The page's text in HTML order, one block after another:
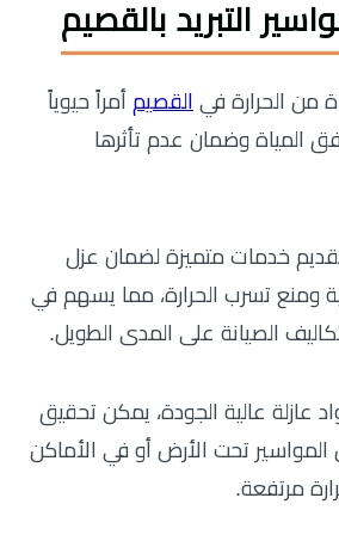
التبريد بالقصيم
من الحرارة في القصيم أمراً حيوياً
المياة وضمان عدم تأثرها
خدمات متميزة لضمان عزل
ومنع تسرب الحرارة، مما يسهم في
الصيانة على المدى الطويل.
عازلة عالية الجودة، يمكن تحقيق
تحت الأرض أو في الأماكن
مرتفعة.